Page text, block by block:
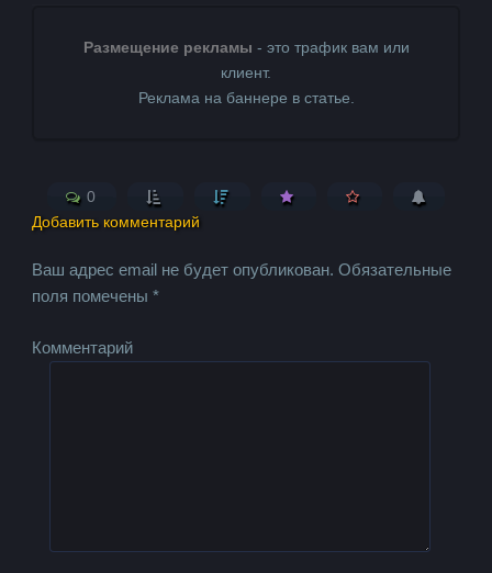
Размещение рекламы - это трафик вам или
клиент.
Реклама на баннере в статье.
0
Добавить комментарий
Ваш адрес email не будет опубликован. Обязательные
поля помечены*
Комментарий